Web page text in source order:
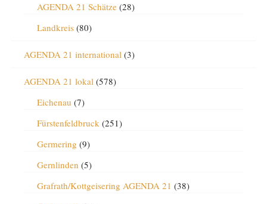
AGENDA 21 Schätze(28)
Landkreis(80)
AGENDA 21 international(3)
AGENDA 21 lokal(578)
Eichenau (7)
Fürstenfeldbruck(251)
Germering (9)
Gernlinden (5)
Grafrath/Kottgeisering AGENDA 21 (38)